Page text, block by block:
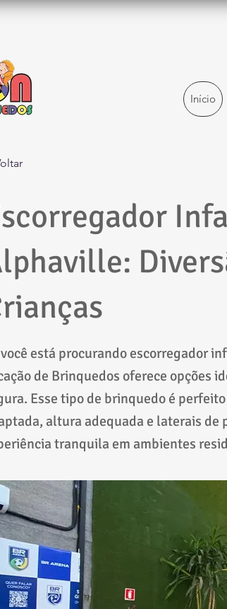
Início
está procurando escorregador
de Brinquedos oferece opções
Esse tipo de brinquedo é
altura adequada e laterais de
tranquila em ambientes